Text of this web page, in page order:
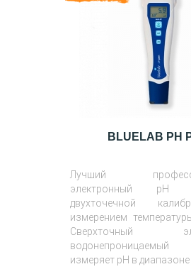
BLUELAB PH
Лучший
электронный
двухточечной
измерением
Сверхточный
измеряет pH в диапазоне